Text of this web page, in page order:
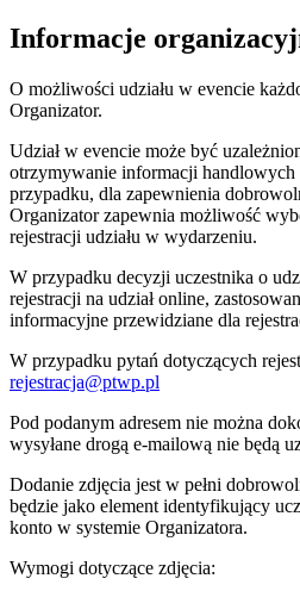
Informacje
O możliwości udziału w evencie
Organizator.
Udział w evencie może być
otrzymywanie informacji
przypadku, dla zapewnienia
Organizator zapewnia możliwość
rejestracji udziału w wydarzeniu.
W przypadku decyzji uczestnika o
rejestracji na udział online,
informacyjne przewidziane dla
W przypadku pytań dotyczących
rejestracja@ptwp.pl
Pod podanym adresem nie można
wysyłane drogą e-mailową nie będą
Dodanie zdjęcia jest w pełni
będzie jako element identyfikujący
konto w systemie Organizatora.
Wymogi dotyczące zdjęcia: